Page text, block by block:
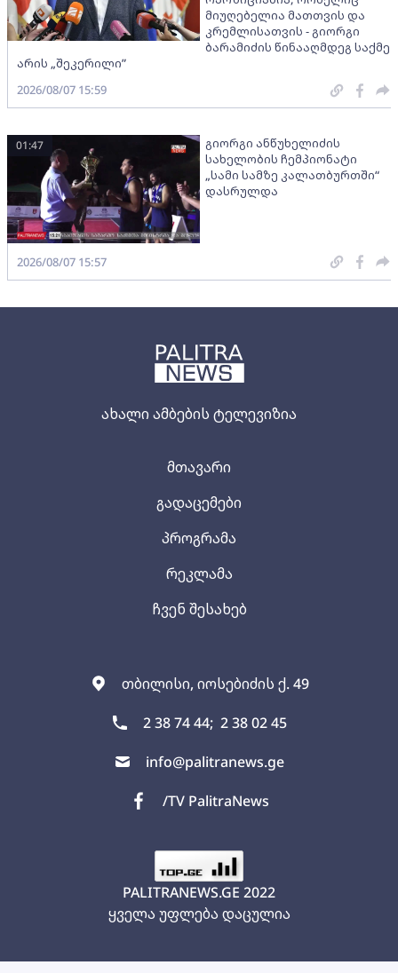
ახალი ამბების ტელევიზია
თბილისი, იოსებიძის ქ. 49
2 38 74 44; 2 38 02 45
info@palitranews.ge
/TV PalitraNews
მთავარი
გადაცემები
პროგრამა
რეკლამა
ჩვენ შესახებ
PALITRANEWS.GE 2022
ყველა უფლება დაცულია
მიუღებელია მათთვის და
კრემლისათვის - გიორგი
ბარამიძის წინააღმდეგ საქმე
არის „შეკერილი”
2026/08/07 15:59
გიორგი ანწუხელიძის
სახელობის ჩემპიონატი
„სამი სამზე კალათბურთში“
დასრულდა
01:47
2026/08/07 15:57